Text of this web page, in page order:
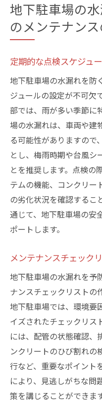
地下駐車場の
のメンテナン
定期的な点検スケジュ
地下駐車場の水漏れを防
ジュールの設定が不可欠
部では、雨が多い季節に
場の水漏れは、車両や建
る可能性がありますので
とし、梅雨時期や台風シ
とを推奨します。点検の
テムの機能、コンクリー
の劣化状況を確認するこ
通じて、地下駐車場の安
ポートします。
メンテナンスチェック
地下駐車場の水漏れを予
ナンスチェックリストの
地下駐車場では、環境要
イズされたチェックリス
には、配管の状態確認、
ンクリートのひび割れの
行など、重要なポイント
により、見逃しがちな問
策を講じることができま